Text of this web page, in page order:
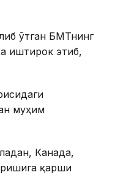
ўтган БМТнинг
иштирок этиб,
муҳим
Канада,
қарши